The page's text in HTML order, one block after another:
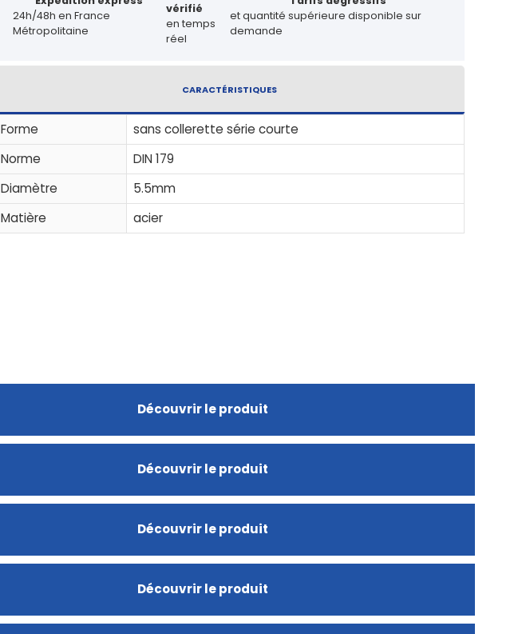
24h/48h en France
Métropolitaine
vérifié
en temps
réel
et quantité supérieure disponible sur
demande
CARACTÉRISTIQUES
Forme
sans collerette série courte
Norme
DIN 179
Diamètre
5.5mm
Matière
acier
Découvrir le produit
Découvrir le produit
Découvrir le produit
Découvrir le produit